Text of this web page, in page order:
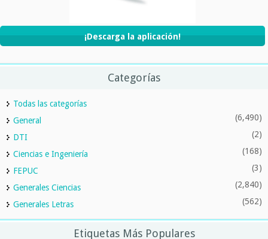
¡Descarga la aplicación!
Categorías
Todas las categorías
General
(6,490)
DTI (2)
Ciencias e Ingeniería (168)
FEPUC (3)
Generales Ciencias (2,840)
Generales Letras (562)
Etiquetas Más Populares